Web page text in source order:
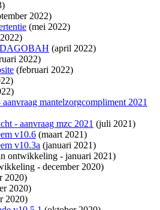
2022)
(mei 2022)
(april 2022)
2022)
(februari 2022)
mantelzorgcompliment 2021
- aanvraag mzc 2021 (juli 2021)
v10.6 (maart 2021)
v10.3a (januari 2021)
ontwikkeling - januari 2021)
- december 2020)
2020)
2020)
2020)